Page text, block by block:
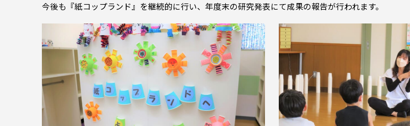
今後も『紙コップランド』を継続的に行い、年度末の研究発表にて成果の報告が行われます。